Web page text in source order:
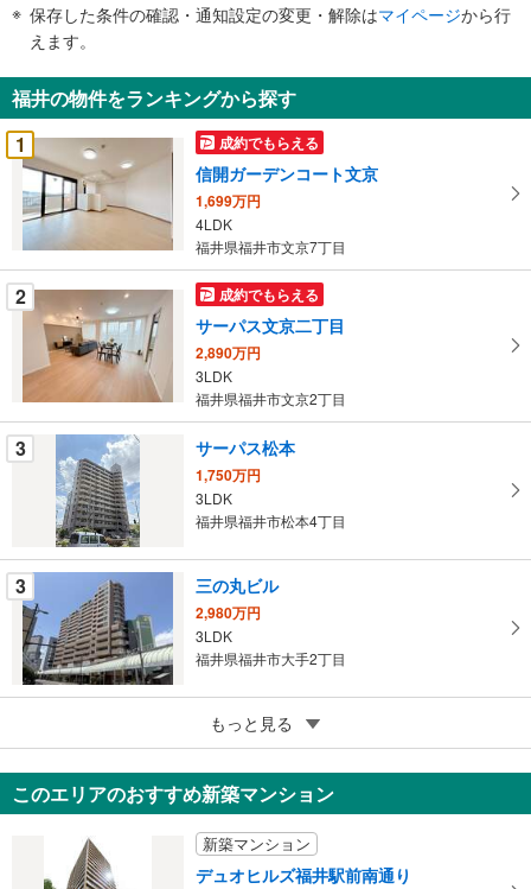
知
を
受
け
取
る
・
件
を
ー
ジ
る
保存した条件の確認・通知設定の変更・解除はマイページから行
えます。
福井の物件をランキングから探す
1
成約でもらえる
信開ガーデンコート文京
1,699万円
4LDK
福井県福井市文京7丁目
2 成約でもらえる
サーパス文京二丁目
2,890万円
3LDK
福井県福井市文京2丁目
3 サーパス松本
1,750万円
3LDK
福井県福井市松本4丁目
3 三の丸ビル
2,980万円
3LDK
福井県福井市大手2丁目
信開ドムス敦賀
650万円
1LDK
福井県敦賀市鉄輪町1丁目
もっと見る
このエリアのおすすめ新築マンション
新築マンション
デュオヒルズ福井駅前南通り